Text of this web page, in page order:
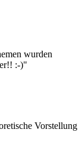
wurden
:-)"
Vorstellung